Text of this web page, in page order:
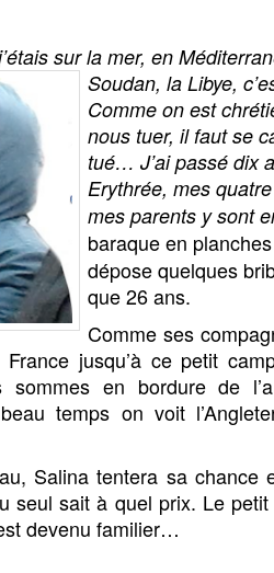
sur la mer, en
Soudan, la Libye,
Comme on est
nous tuer, il faut se
tué… J’ai passé dix
Erythrée, mes
mes parents y sont
baraque en
dépose quelques
que 26 ans.
Comme ses
France jusqu’à ce petit
sommes en bordure de
temps on voit
Salina tentera sa chance
seul sait à quel prix. Le
devenu familier…